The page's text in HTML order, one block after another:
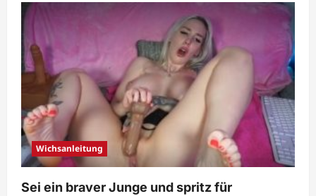
Willst
du
schön
Wichsanleitung
als
Nachhilfelehrerin!
Wichsanleitung
Sei ein braver Junge und spritz für